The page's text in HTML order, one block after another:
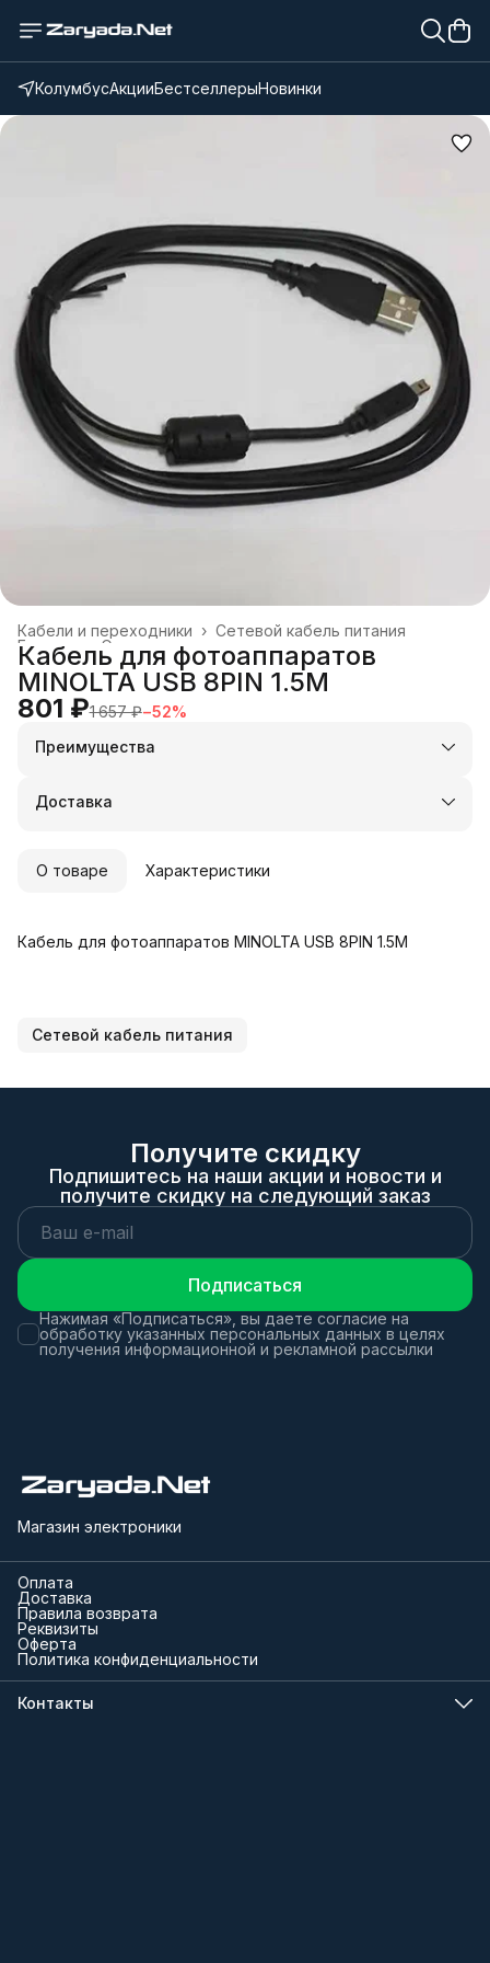
КолумбусАкцииБестселлерыНовинки
Сетевой кабель питания
Кабели и переходники ›
Электроника
Главная
Кабель для фотоаппаратов
MINOLTA USB 8PIN 1.5M
801 ₽1 657 ₽−52%
Преимущества
Оплата частями в Сплит
Удобный возврат
Доставка
О товаре Характеристики
Кабель для фотоаппаратов MINOLTA USB 8PIN 1.5M
Сетевой кабель питания
Получите скидку
Подпишитесь на наши акции и новости и
получите скидку на следующий заказ
Подписаться
Нажимая «Подписаться», вы даете согласие на
обработку указанных персональных данных в целях
получения информационной и рекламной рассылки
Магазин электроники
Оплата
Доставка
Правила возврата
Реквизиты
Оферта
Политика конфиденциальности
Контакты